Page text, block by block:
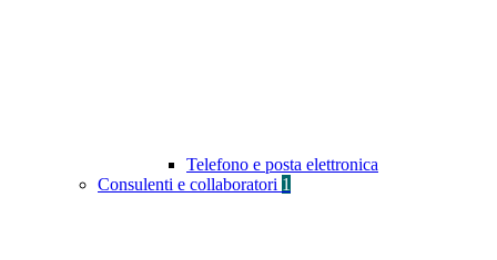
Telefono e posta elettronica
Consulenti e collaboratori 1